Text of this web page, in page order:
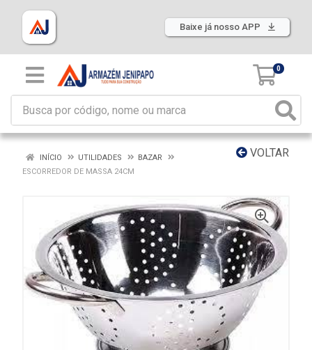
Baixe já nosso APP
0
VOLTAR
INÍCIO UTILIDADES
BAZAR
ESCORREDOR DE MASSA 24CM